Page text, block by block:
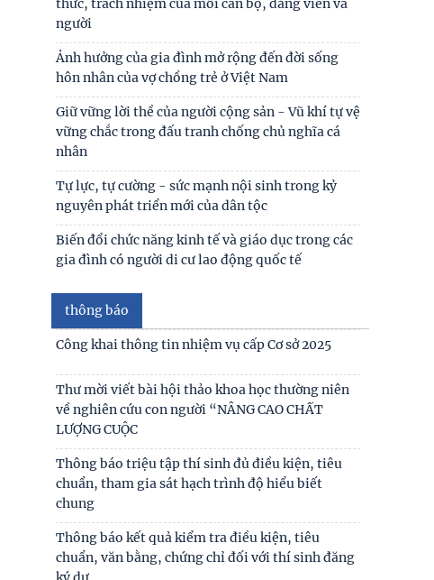
Gắn bảo vệ nền tảng tư tưởng của Đảng với nhận
thức, trách nhiệm của mỗi cán bộ, đảng viên và
người
Ảnh hưởng của gia đình mở rộng đến đời sống
hôn nhân của vợ chồng trẻ ở Việt Nam
Giữ vững lời thề của người cộng sản - Vũ khí tự vệ
nhân
Tự lực, tự cường - sức mạnh nội sinh trong kỷ
nguyên phát triển mới của dân tộc
Biến đổi chức năng kinh tế và giáo dục trong các
gia đình có người di cư lao động quốc tế
thông báo
Thư cảm ơn
Thư mời viết bài tham gia Hội thảo khoa học
“Chăm sóc, giáo dục trẻ em trong kỷ nguyên số”
Thư mời viết bài Hội thảo khoa học quốc tế “Gia
đình Châu Á trong bối cảnh hội nhập quốc tế và
Thư mời viết báo cáo tham luận Hội thảo khoa
học quốc gia “Xu hướng biến đổi của gia đình
Việt Nam
Công bố công khai dự toán ngân sách nhà nước
đình và
Công khai thông tin nhiệm vụ cấp Cơ sở 2025
Thư mời viết bài hội thảo khoa học thường niên
LƯỢNG CUỘC
Thông báo triệu tập thí sinh đủ điều kiện, tiêu
chung
Thông báo kết quả kiểm tra điều kiện, tiêu